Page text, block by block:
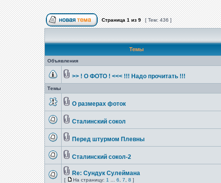
Страница1из9 [ Тем: 436 ]
Темы
Объявления
>> ! О ФОТО ! <<< !!! Надо прочитать !!!
Темы
О размерах фоток
Сталинский сокол
Перед штурмом Плевны
Сталинский сокол-2
Re: Сундук Сулеймана
[ На страницу: 1 6 7 8 ]